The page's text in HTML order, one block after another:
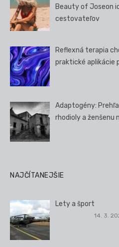
Beauty of Joseon
cestovateľov
Reflexná terapia
praktické aplikácie
Adaptogény:
rhodioly a ženšenu
NAJČÍTANEJŠIE
Lety a šport
14. 3.